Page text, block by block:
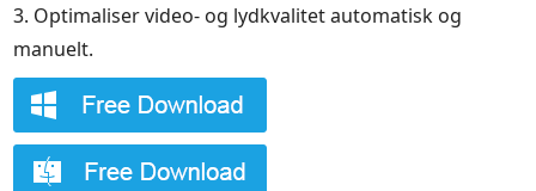
3. Optimaliser video- og lydkvalitet automatisk og
manuelt.